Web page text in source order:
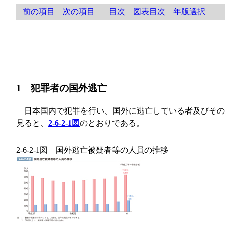
前の項目 次の項目 目次 図表目次 年版選択
1 犯罪者の国外逃亡
日本国内で犯罪を行い、国外に逃亡している者及びそ
見ると、 2-6-2-1図のとおりである。
2-6-2-1図 国外逃亡被疑者等の人員の推移